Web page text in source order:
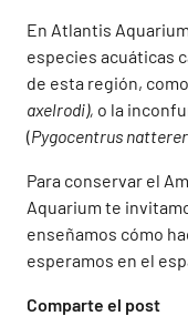
Comparte el post
En Atlantis
especies acuáticas
de esta región,
axelrodi), o la
(Pygocentrus
Para conservar el
Aquarium te
enseñamos cómo
esperamos en el